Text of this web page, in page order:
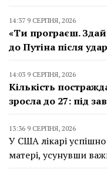
14:37 9 СЕРПНЯ, 2026
«Ти програєш.
до Путіна після
14:03 9 СЕРПНЯ, 2026
Кількість
зросла до 27: під
13:36 9 СЕРПНЯ, 2026
У США лікарі
матері, усунувши